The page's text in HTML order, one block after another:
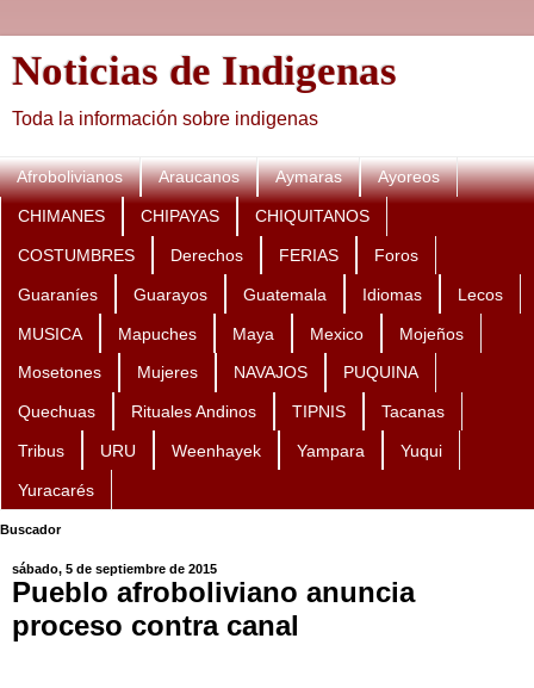
Noticias de Indigenas
Toda la información sobre indigenas
Afrobolivianos Araucanos Aymaras Ayoreos
CHIMANES CHIPAYAS CHIQUITANOS
COSTUMBRES Derechos FERIAS Foros
Guaraníes Guarayos Guatemala Idiomas Lecos
MUSICA Mapuches Maya Mexico Mojeños
Mosetones Mujeres NAVAJOS PUQUINA
Quechuas Rituales Andinos TIPNIS Tacanas
Tribus URU Weenhayek Yampara Yuqui
Yuracarés
Buscador
sábado, 5 de septiembre de 2015
Pueblo afroboliviano anuncia
proceso contra canal